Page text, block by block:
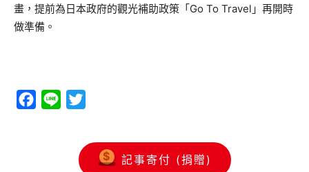
畫，提前為日本政府的觀光補助政策「Go To Travel」再開時
做準備。
Facebook
Line
記事寄付 (捐贈)